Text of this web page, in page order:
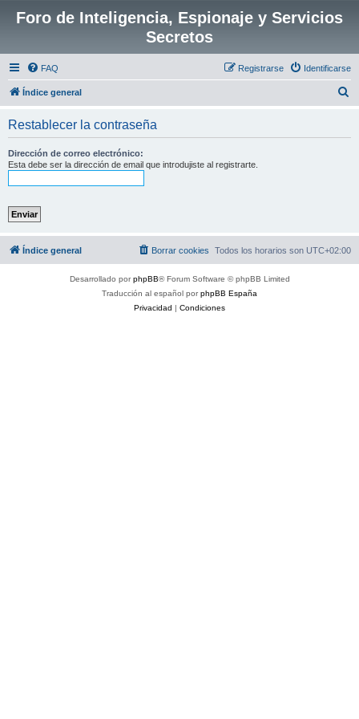
Foro de Inteligencia, Espionaje y Servicios
Secretos
FAQ Identificarse
Registrarse
Índice general
Restablecer la contraseña
Dirección de correo electrónico:
Esta debe ser la dirección de email que introdujiste al registrarte.
Índice general Todos los horarios son UTC+02:00
Borrar cookies
Desarrollado porphpBB® Forum Software © phpBB Limited
Traducción al español porphpBB España
Privacidad | Condiciones